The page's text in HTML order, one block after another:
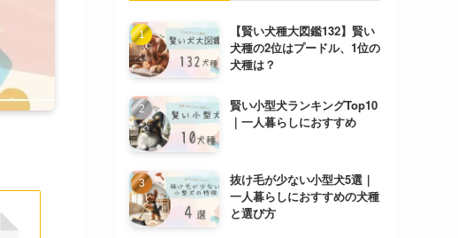
【賢い犬種大図鑑132】賢い
犬種の2位はプードル、1位の
犬種は？
賢い小型犬ランキングTop10
｜一人暮らしにおすすめ
抜け毛が少ない小型犬5選｜
一人暮らしにおすすめの犬種
と選び方